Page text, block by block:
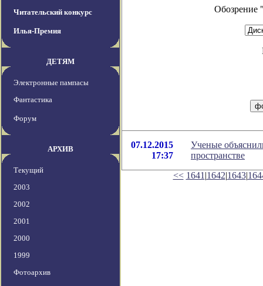
Читательский конкурс
Илья-Премия
ДЕТЯМ
Электронные пампасы
Фантастика
Форум
АРХИВ
Текущий
2003
2002
2001
2000
1999
Фотоархив
Обозрение
07.12.2015
17:37
Ученые
пространстве
<< 1641 |1642|1643|